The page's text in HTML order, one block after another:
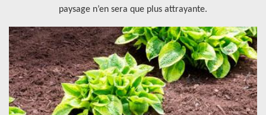
paysage n’en sera que plus attrayante.